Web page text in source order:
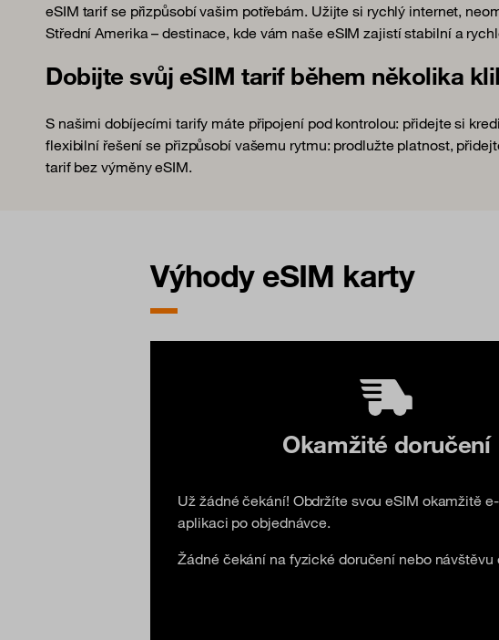
eSIM tarif se přizpůsobí vašim potřebám. Užijte si rychlý internet,
Střední Amerika – destinace, kde vám naše eSIM zajistí stabilní a
Dobijte svůj eSIM tarif během několika
S našimi dobíjecími tarify máte připojení pod kontrolou: přidejte si
flexibilní řešení se přizpůsobí vašemu rytmu: prodlužte platnost,
tarif bez výměny eSIM.
Výhody eSIM karty
Okamžité doručení
Už žádné čekání! Obdržíte svou eSIM okamžitě
aplikaci po objednávce.
Žádné čekání na fyzické doručení nebo návštěvu